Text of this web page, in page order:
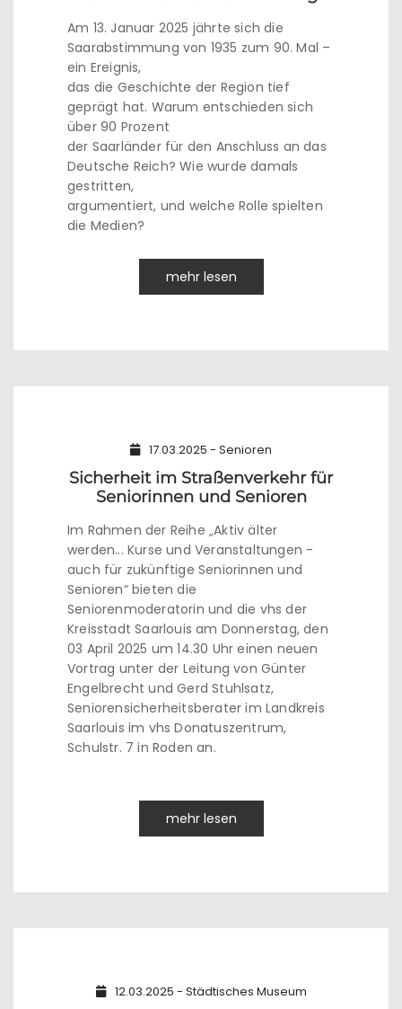
Am 13. Januar 2025 jährte sich die
Saarabstimmung von 1935 zum 90. Mal –
ein Ereignis,
das die Geschichte der Region tief
geprägt hat. Warum entschieden sich
über 90 Prozent
der Saarländer für den Anschluss an das
Deutsche Reich? Wie wurde damals
gestritten,
argumentiert, und welche Rolle spielten
die Medien?
mehr lesen
17.03.2025 - Senioren
Sicherheit im Straßenverkehr für
Seniorinnen und Senioren
Im Rahmen der Reihe „Aktiv älter
werden... Kurse und Veranstaltungen -
auch für zukünftige Seniorinnen und
Senioren“ bieten die
Seniorenmoderatorin und die vhs der
Kreisstadt Saarlouis am Donnerstag, den
03 April 2025 um 14.30 Uhr einen neuen
Vortrag unter der Leitung von Günter
Engelbrecht und Gerd Stuhlsatz,
Seniorensicherheitsberater im Landkreis
Saarlouis im vhs Donatuszentrum,
Schulstr. 7 in Roden an.
mehr lesen
12.03.2025 - Städtisches Museum